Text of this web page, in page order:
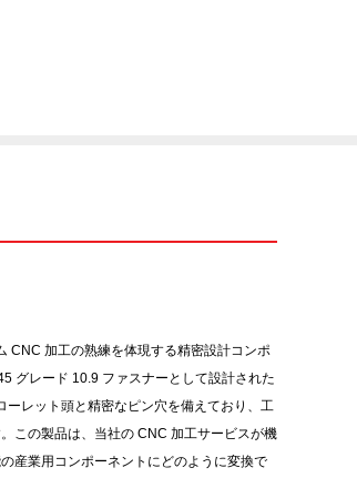
CNC 加工の熟練を体現する精密設計コンポ
グレード 10.9 ファスナーとして設計された
レット頭と精密なピン穴を備えており、工
この製品は、当社の CNC 加工サービスが機
産業用コンポーネントにどのように変換で